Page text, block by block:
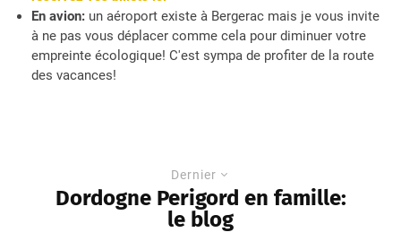
En avion: un aéroport existe à Bergerac mais je vous invite
à ne pas vous déplacer comme cela pour diminuer votre
empreinte écologique! C'est sympa de profiter de la route
des vacances!
Dernier
Dordogne Perigord en famille:
le blog